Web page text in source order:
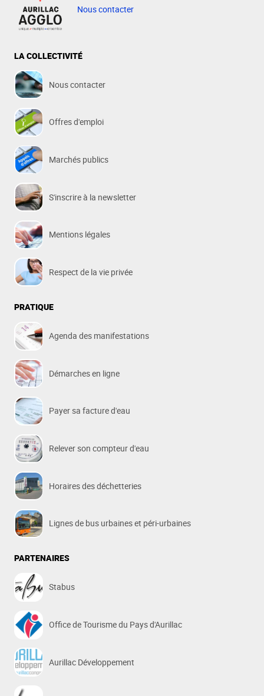
Nous contacter
LA COLLECTIVITÉ
Nous contacter
Offres d'emploi
Marchés publics
S'inscrire à la newsletter
Mentions légales
Respect de la vie privée
PRATIQUE
Agenda des manifestations
Démarches en ligne
Payer sa facture d'eau
Relever son compteur d'eau
Horaires des déchetteries
Lignes de bus urbaines et péri-urbaines
PARTENAIRES
Stabus
Office de Tourisme du Pays d'Aurillac
Aurillac Développement